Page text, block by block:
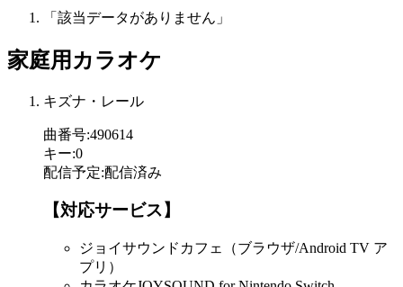
「該当データがありません」
家庭用カラオケ
キズナ・レール
曲番号:490614
キー:0
配信予定:配信済み
【対応サービス】
ジョイサウンドカフェ（ブラウザ/Android TV ア
プリ）